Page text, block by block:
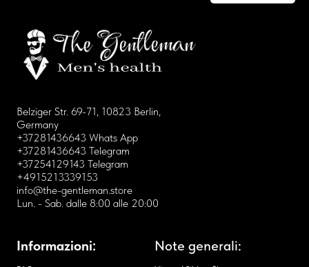
Belziger Str. 69-71, 10823 Berlin,
Germany
+37281436643 Whats App
+37281436643 Telegram
+37254129143 Telegram
+4915213339153
info@the-gentleman.store
Lun. - Sab. dalle 8:00 alle 20:00
Informazioni: Note generali: